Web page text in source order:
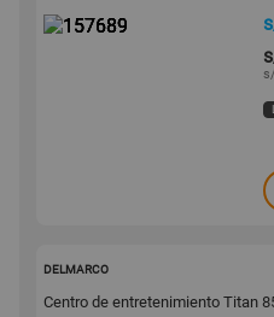
s/
DELMARCO
Centro de entretenimiento Titan